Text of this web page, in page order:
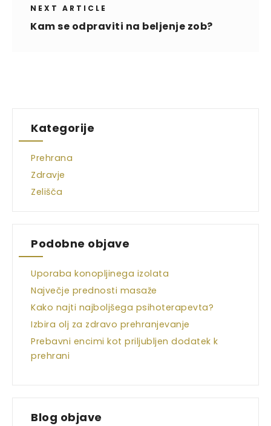
NEXT ARTICLE
Kam se odpraviti na beljenje zob?
Kategorije
Prehrana
Zdravje
Zelišča
Podobne objave
Uporaba konopljinega izolata
Največje prednosti masaže
Kako najti najboljšega psihoterapevta?
Izbira olj za zdravo prehranjevanje
Prebavni encimi kot priljubljen dodatek k
prehrani
Blog objave